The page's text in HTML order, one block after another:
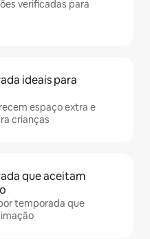
verificadas para
ideais para
espaço extra e
crianças
que aceitam
temporada que